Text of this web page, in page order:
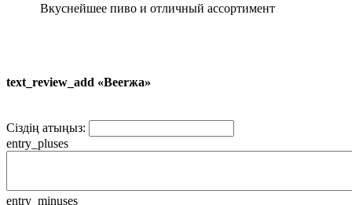
Вкуснейшее пиво и отличный ассортимент
text_review_add «Beerжа»
Сіздің атыңыз:
entry_pluses
entry_minuses